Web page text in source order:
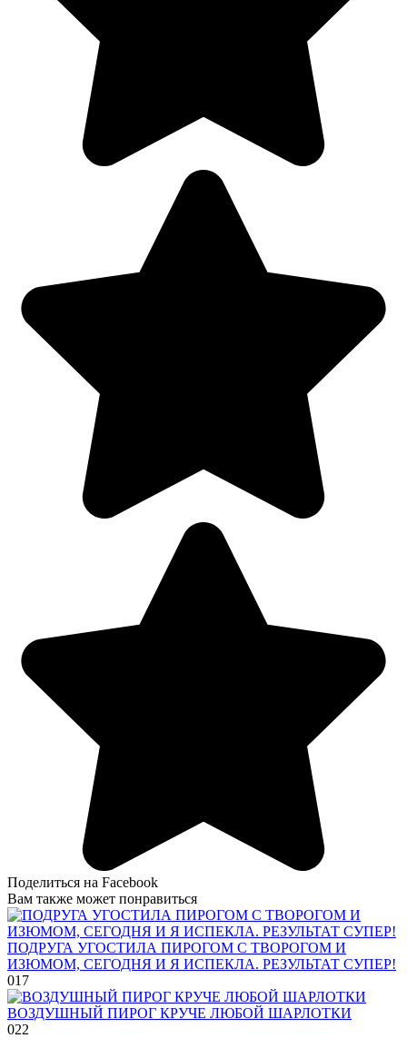
Поделиться на Facebook
Вам также может понравиться
ПОДРУГА УГОСТИЛА ПИРОГОМ С ТВОРОГОМ И
ИЗЮМОМ, СЕГОДНЯ И Я ИСПЕКЛА. РЕЗУЛЬТАТ СУПЕР!
017
ВОЗДУШНЫЙ ПИРОГ КРУЧЕ ЛЮБОЙ ШАРЛОТКИ
022